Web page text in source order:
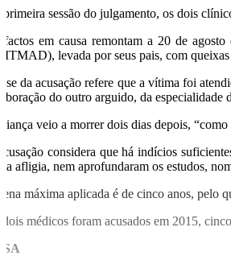
primeira sessão do julgamento, os dois
factos em causa remontam a 20 de
levada por seus pais, com queixas
da acusação refere que a vítima foi
do outro arguido, da especialidade
veio a morrer dois dias depois,
considera que há indícios
a afligia, nem aprofundaram os estudos,
máxima aplicada é de cinco anos, pelo
dois médicos foram acusados em 2015,